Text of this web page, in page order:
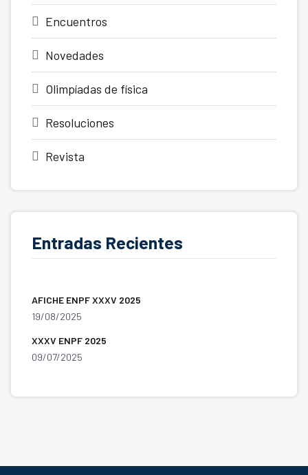
Encuentros
Novedades
Olimpíadas de física
Resoluciones
Revista
Entradas Recientes
AFICHE ENPF XXXV 2025
19/08/2025
XXXV ENPF 2025
09/07/2025